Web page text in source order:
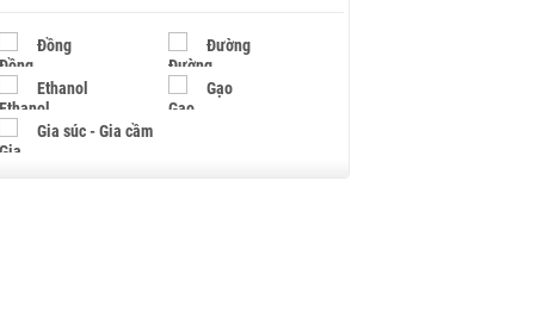
Đồng Đường
Ethanol Gạo
Gia súc - Gia cầm